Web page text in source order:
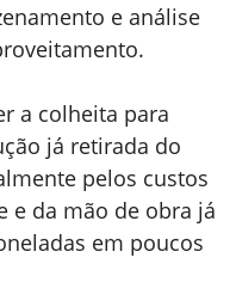
e análise
a colheita para
já retirada do
pelos custos
e da mão de obra já
em poucos